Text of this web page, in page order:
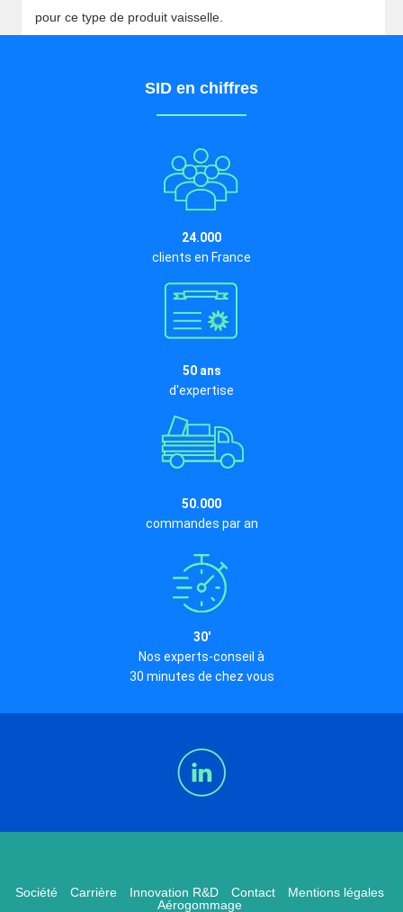
pour ce type de produit vaisselle.
SID en chiffres
24.000
clients en France
50 ans
d'expertise
50.000
commandes par an
30'
Nos experts-conseil à
30 minutes de chez vous
Société Carrière Innovation R&D Contact
Mentions légales
Aérogommage